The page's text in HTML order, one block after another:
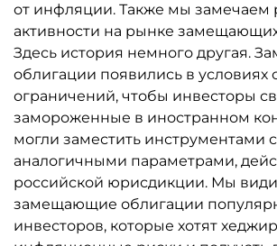
от инфляции. Также мы замечаем
активности на рынке
Здесь история немного другая.
облигации появились в условиях
ограничений, чтобы инвесторы
замороженные в иностранном
могли заместить инструментами с
аналогичными параметрами,
российской юрисдикции. Мы
замещающие облигации
инвесторов, которые хотят